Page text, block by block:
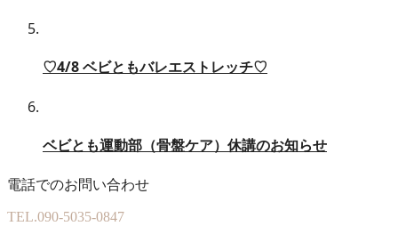
♡4/8 ベビともバレエストレッチ♡
ベビとも運動部（骨盤ケア）休講のお知らせ
電話でのお問い合わせ
TEL.090-5035-0847